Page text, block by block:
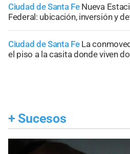
Ciudad de Santa Fe Nueva
Federal: ubicación, inversión y
Ciudad de Santa Fe La
el piso a la casita donde viven
+ Sucesos